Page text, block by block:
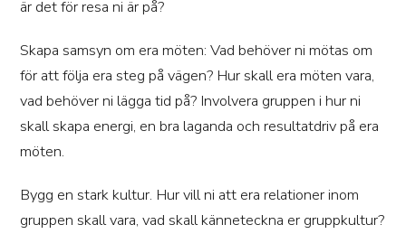
är det för resa ni är på?
Skapa samsyn om era möten: Vad behöver ni mötas om
för att följa era steg på vägen? Hur skall era möten vara,
vad behöver ni lägga tid på? Involvera gruppen i hur ni
skall skapa energi, en bra laganda och resultatdriv på era
möten.
Bygg en stark kultur. Hur vill ni att era relationer inom
gruppen skall vara, vad skall känneteckna er gruppkultur?